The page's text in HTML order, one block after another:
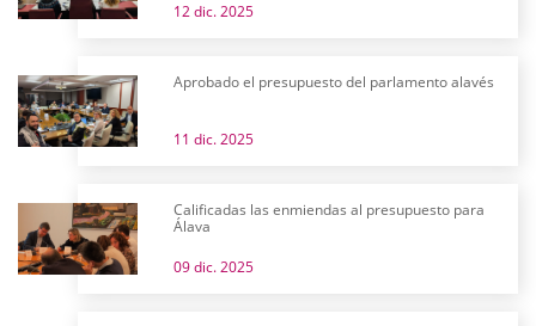
12 dic. 2025
Aprobado el presupuesto del parlamento alavés
11 dic. 2025
Calificadas las enmiendas al presupuesto para
Álava
09 dic. 2025